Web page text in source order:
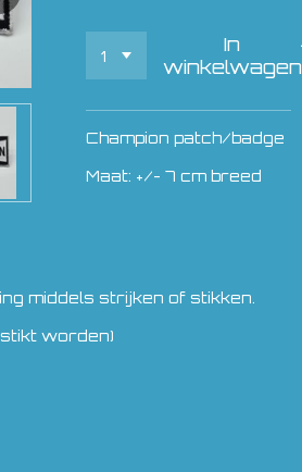
In
winkelwagen
Champion patch/badge
Maat: +/- 7 cm breed
middels strijken of stikken.
worden)